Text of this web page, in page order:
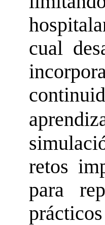
cual
retos
para